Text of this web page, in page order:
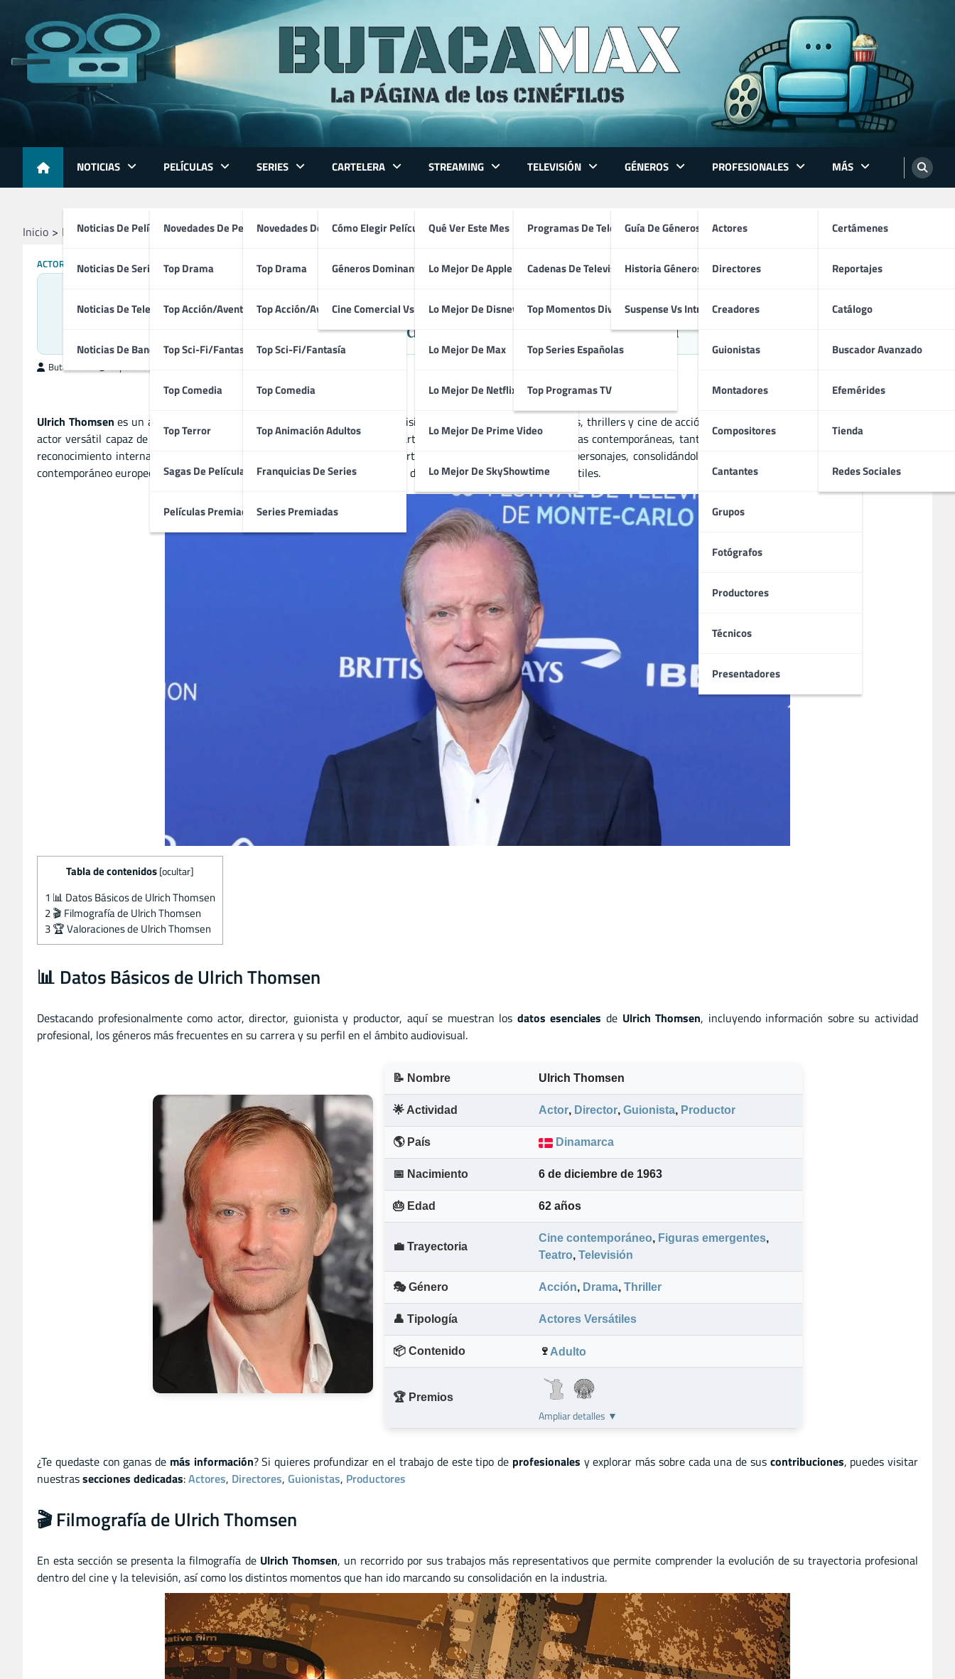
content
NOTICIAS
Noticias De Películas
Noticias De Series
Noticias De Televisión
Noticias De Bandas Sonoras
PELÍCULAS
Novedades De Películas
Top Drama
Top Acción/Aventura
Top Sci-Fi/Fantasía
Top Comedia
Top Terror
Sagas De Películas
Películas Premiadas
SERIES
Novedades De Series
Top Drama
Top Acción/Aventura
Top Sci-Fi/Fantasía
Top Comedia
Top Animación Adultos
Franquicias De Series
Series Premiadas
CARTELERA
Cómo Elegir Película
Géneros Dominantes
Cine Comercial Vs Autor
STREAMING
Qué Ver Este Mes
Lo Mejor De Apple TV
Lo Mejor De Disney+
Lo Mejor De Max
Lo Mejor De Netflix
Lo Mejor De Prime Video
Lo Mejor De SkyShowtime
TELEVISIÓN
Programas De Televisión
Cadenas De Televisión
Top Momentos Divertidos
Top Series Españolas
Top Programas TV
GÉNEROS
Guía De Géneros
Historia Géneros TV
Suspense Vs Intriga
PROFESIONALES
Actores
Directores
Creadores
Guionistas
Montadores
Compositores
Cantantes
Grupos
Fotógrafos
Productores
Técnicos
Presentadores
MÁS
Certámenes
Reportajes
Catálogo
Buscador Avanzado
Efemérides
Tienda
Redes Sociales
Inicio Profesionales Directores Ulrich Thomsen
ACTORES DIRECTORES GUIONISTAS PRODUCTORES
Ulrich Thomsen
Actor Versátil del Cine y Televisión Europea
ButacaMax
Ulrich Thomsen es un actor danés reconocido por su talento en cine y televisión europea. Destacado en dramas, thrillers y cine de acción, Thomsen ha logrado consolidarse como un
actor versátil capaz de interpretar personajes complejos y profundos. Su participación en producciones europeas contemporáneas, tanto en cine como en televisión, le ha otorgado
reconocimiento internacional. Además, su formación teatral le permite aportar autenticidad y matices a sus personajes, consolidándolo como una figura respetada dentro del cine
contemporáneo europeo y un referente para actores emergentes que buscan desarrollar carreras sólidas y versátiles.
Tabla de contenidos [ocultar]
1 📊 Datos Básicos de Ulrich Thomsen
2🎬 Filmografía de Ulrich Thomsen
3🏆 Valoraciones de Ulrich Thomsen
📊 Datos Básicos de Ulrich Thomsen
Destacando profesionalmente como actor,director, guionistay productor, aquí se muestran los datos esenciales de Ulrich Thomsen, incluyendo información sobre su actividad
profesional, los géneros más frecuentes en su carrera y su perfil en el ámbito audiovisual.
📝 Nombre Ulrich Thomsen
🌟 Actividad Actor, Director, Guionista, Productor
🌎 País Dinamarca
📅 Nacimiento 6 de diciembre de 1963
🎂 Edad 62 años
💼 Trayectoria
Cine contemporáneo, Figuras emergentes,
Teatro, Televisión
🎭 Género Acción, Drama, Thriller
👤 Tipología Actores Versátiles
📦 Contenido 🍷 Adulto
🏆 Premios
Ampliar detalles ▼
¿Te quedaste con ganas de más información? Si quieres profundizar en el trabajo de este tipo de profesionales y explorar más sobre cada una de sus contribuciones, puedes visitar
nuestrassecciones dedicadas:Actores, Directores, Guionistas, Productores
🎬 Filmografía de Ulrich Thomsen
En esta sección se presenta la filmografía de Ulrich Thomsen, un recorrido por sus trabajos más representativos que permite comprender la evolución de su trayectoria profesional
dentro del cine y la televisión, así como los distintos momentos que han ido marcando su consolidación en la industria.